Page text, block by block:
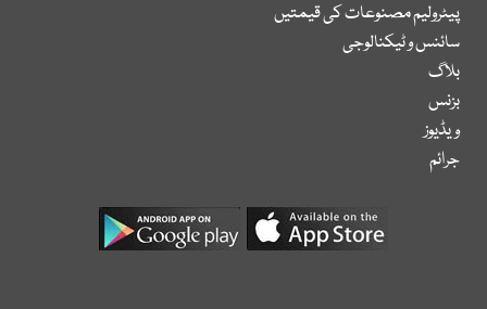
پیٹرولیم مصنوعات کی قیمتیں
سائنس و ٹیکنالوجی
بلاگ
بزنس
ویڈیوز
جرائم